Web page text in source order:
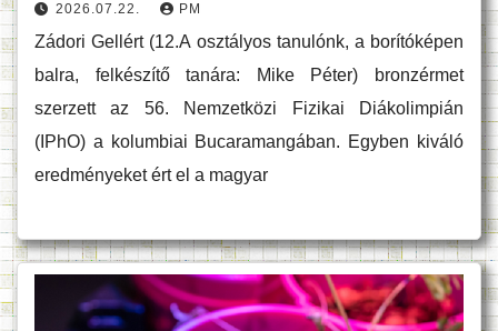
2026.07.22. PM
Zádori Gellért (12.A osztályos tanulónk, a borítóképen
balra, felkészítő tanára: Mike Péter) bronzérmet
szerzett az 56. Nemzetközi Fizikai Diákolimpián
(IPhO) a kolumbiai Bucaramangában. Egyben kiváló
eredményeket ért el a magyar